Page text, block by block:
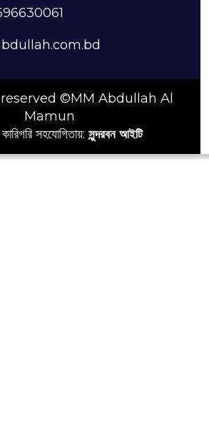
©MM Abdullah Al
Mamun
সহযোগিতায়: সুন্দরবন আইটি